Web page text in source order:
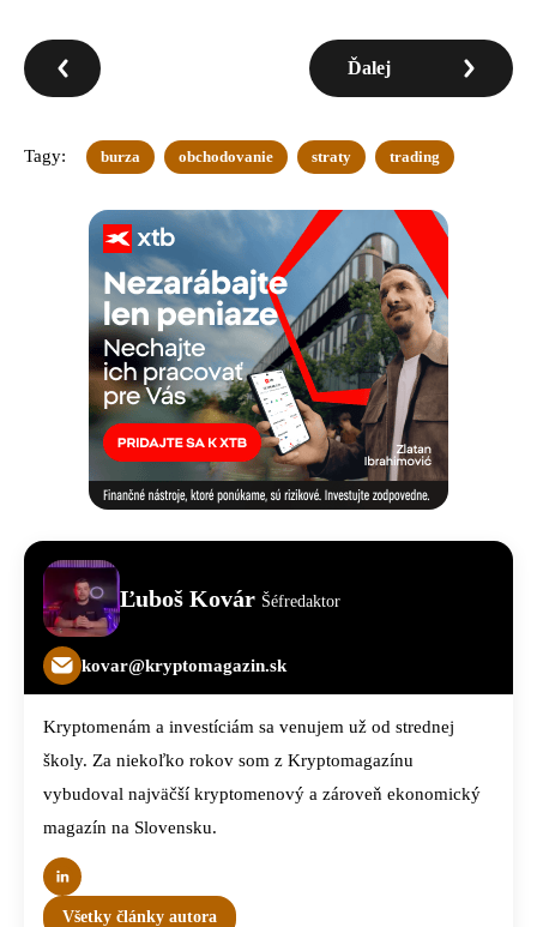
Ďalej
Tagy: burza obchodovanie straty trading
Ľuboš Kovár Šéfredaktor
kovar@kryptomagazin.sk
Kryptomenám a investíciám sa venujem už od strednej
školy. Za niekoľko rokov som z Kryptomagazínu
vybudoval najväčší kryptomenový a zároveň ekonomický
magazín na Slovensku.
Všetky články autora